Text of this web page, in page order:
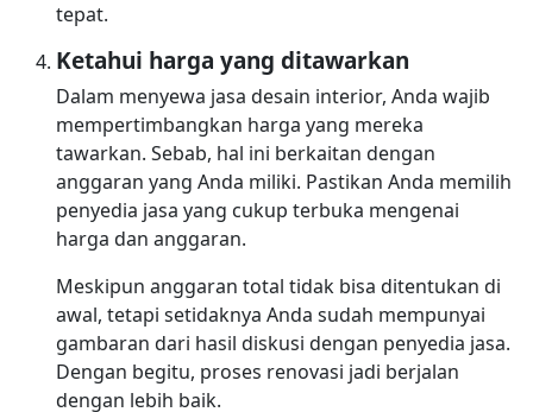
tepat.
Ketahui harga yang ditawarkan
Dalam menyewa jasa desain interior, Anda wajib
mempertimbangkan harga yang mereka
tawarkan. Sebab, hal ini berkaitan dengan
anggaran yang Anda miliki. Pastikan Anda memilih
penyedia jasa yang cukup terbuka mengenai
harga dan anggaran.
Meskipun anggaran total tidak bisa ditentukan di
awal, tetapi setidaknya Anda sudah mempunyai
gambaran dari hasil diskusi dengan penyedia jasa.
Dengan begitu, proses renovasi jadi berjalan
dengan lebih baik.